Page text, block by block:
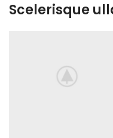
Scelerisque